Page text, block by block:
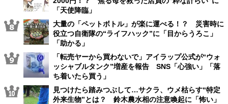
「天使降臨」
大量の「ペットボトル」が楽に運べる！？ 災害時に
役立つ自衛隊の“ライフハック”に「目からうろこ」
「助かる」
「転売ヤーから買わないで」アイラップ公式が“ウォ
ッシャブルタンク”増産を報告 SNS「心強い」「落
ち着いたら買う」
見つけたら踏みつぶして…サクラ、ウメ枯らす“特定
外来生物”とは？ 鈴木農水相の注意喚起に「怖い」